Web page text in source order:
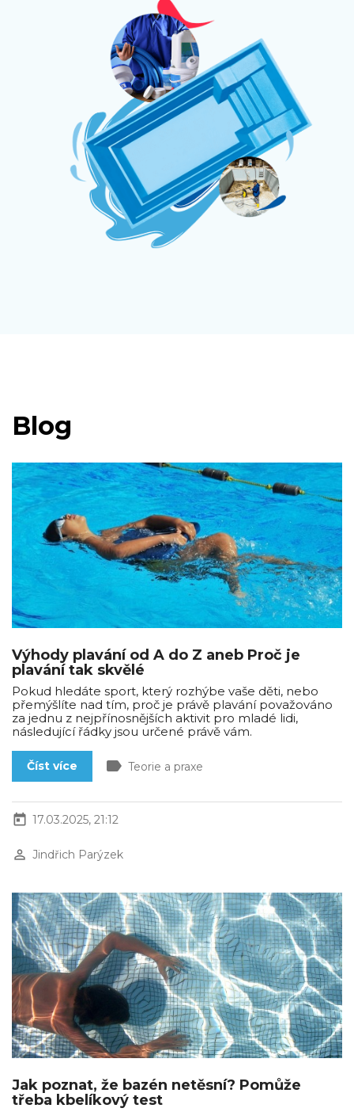
Blog
Výhody plavání od A do Z aneb Proč je
plavání tak skvělé
Pokud hledáte sport, který rozhýbe vaše děti, nebo
přemýšlíte nad tím, proč je právě plavání považováno
za jednu z nejpřínosnějších aktivit pro mladé lidi,
následující řádky jsou určené právě vám.
Číst více label Teorie a praxe
today 17.03.2025, 21:12
perm_identity Jindřich Parýzek
Jak poznat, že bazén netěsní? Pomůže
třeba kbelíkový test